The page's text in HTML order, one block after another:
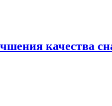
качества